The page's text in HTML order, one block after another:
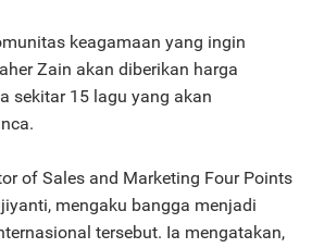
keagamaan yang ingin
Zain akan diberikan harga
sekitar 15 lagu yang akan
of Sales and Marketing Four Points
mengaku bangga menjadi
tersebut. Ia mengatakan,